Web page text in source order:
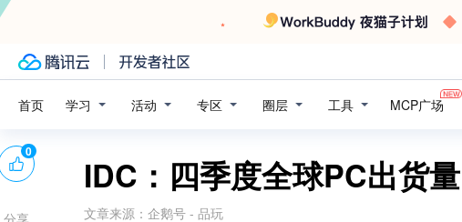
首页 学习 活动 专区 圈层 工具 MCP广场
IDC：四季度全球PC出货
文章来源： 企鹅号 - 品玩
0
分享